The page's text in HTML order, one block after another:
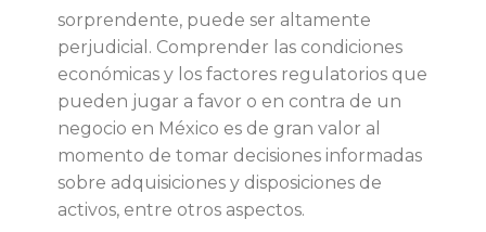
e
o
p
sorprendente, puede ser altamente
perjudicial. Comprender las condiciones
económicas y los factores regulatorios que
pueden jugar a favor o en contra de un
negocio en México es de gran valor al
momento de tomar decisiones informadas
sobre adquisiciones y disposiciones de
activos, entre otros aspectos.